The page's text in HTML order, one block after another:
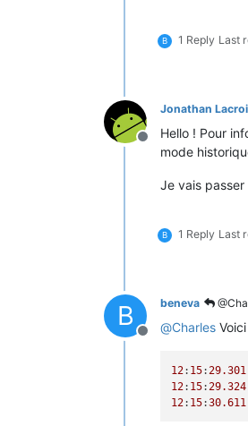
B 1 Reply Last
Offline
Jonathan
Hello ! Pour
mode
Je vais
B 1 Reply Last
B
Offline
beneva
@Charles
12: 15: 29.301
12: 15: 29.324
12: 15:30.611